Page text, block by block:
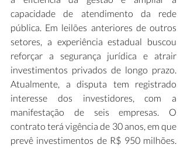
capacidade de atendimento da rede
pública. Em leilões anteriores de outros
setores, a experiência estadual buscou
reforçar a segurança jurídica e atrair
investimentos privados de longo prazo.
Atualmente, a disputa tem registrado
interesse dos investidores, com a
manifestação de seis empresas. O
contrato terá vigência de 30 anos, em que
prevê investimentos de R$ 950 milhões.